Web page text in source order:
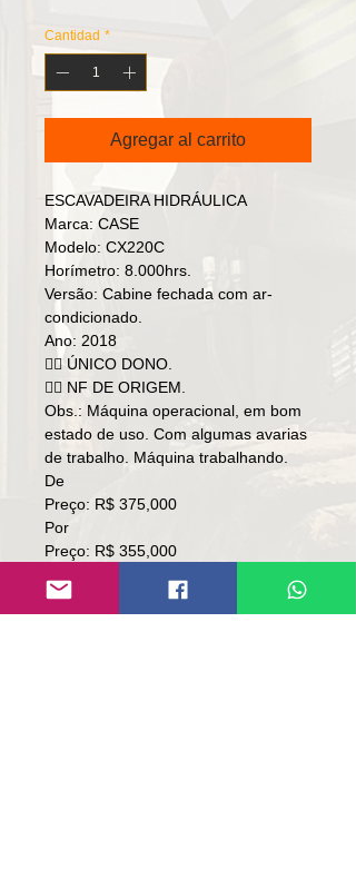
Cantidad *
Agregar al carrito
ESCAVADEIRA HIDRÁULICA
Marca: CASE
Modelo: CX220C
Horímetro: 8.000hrs.
Versão: Cabine fechada com ar-
condicionado.
Ano: 2018
👉🏻 ÚNICO DONO.
👉🏻 NF DE ORIGEM.
Obs.: Máquina operacional, em bom
estado de uso. Com algumas avarias
de trabalho. Máquina trabalhando.
De
Preço: R$ 375,000
Por
Preço: R$ 355,000
👉🏼SOMENTE À VISTA.